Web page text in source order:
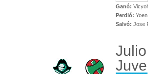
Ganó:
Perdió:
Salvó: Jose